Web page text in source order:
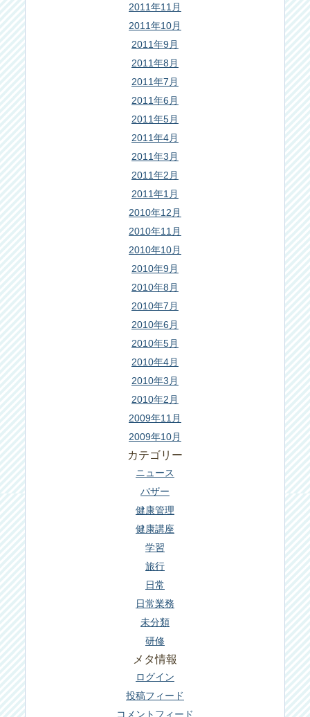
2011年11月
2011年10月
2011年9月
2011年8月
2011年7月
2011年6月
2011年5月
2011年4月
2011年3月
2011年2月
2011年1月
2010年12月
2010年11月
2010年10月
2010年9月
2010年8月
2010年7月
2010年6月
2010年5月
2010年4月
2010年3月
2010年2月
2009年11月
2009年10月
カテゴリー
ニュース
バザー
健康管理
健康講座
学習
旅行
日常
日常業務
未分類
研修
メタ情報
ログイン
投稿フィード
コメントフィード